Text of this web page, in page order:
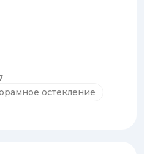
остекление